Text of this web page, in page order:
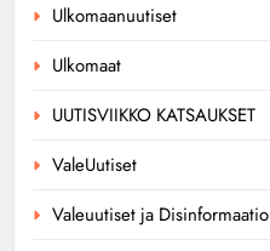
Ulkomaanuutiset
Ulkomaat
UUTISVIIKKO KATSAUKSET
ValeUutiset
Valeuutiset ja Disinformaatio